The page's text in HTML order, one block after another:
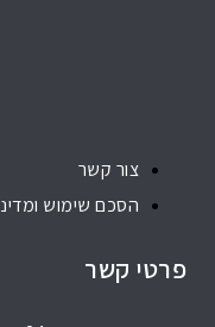
צור קשר
הסכם שימוש
פרטי קשר